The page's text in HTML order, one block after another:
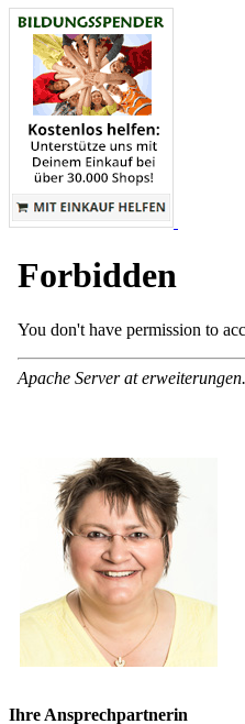
Ihre Ansprechpartnerin